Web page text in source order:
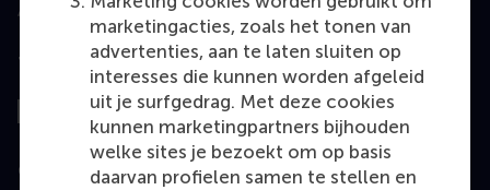
marketingacties, zoals het tonen van
advertenties, aan te laten sluiten op
interesses die kunnen worden afgeleid
uit je surfgedrag. Met deze cookies
kunnen marketingpartners bijhouden
welke sites je bezoekt om op basis
daarvan profielen samen te stellen en
Top gerangschikt
Geëvalueerd door